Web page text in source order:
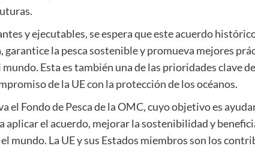
y ejecutables, se espera que este acuerdo
la pesca sostenible y promueva mejores
Esta es también una de las prioridades clave
de la UE con la protección de los océanos.
el Fondo de Pesca de la OMC, cuyo objetivo es
aplicar el acuerdo, mejorar la sostenibilidad y
mundo. La UE y sus Estados miembros son los